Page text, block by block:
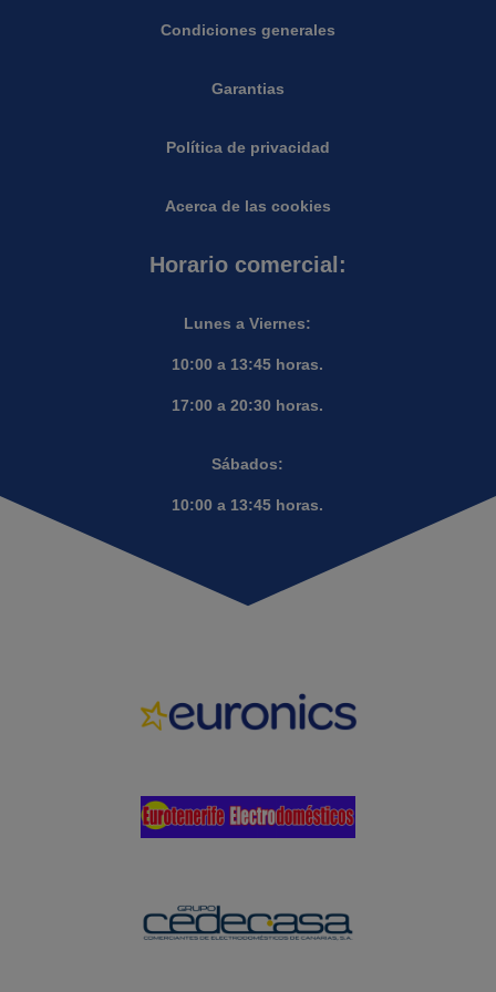
Condiciones generales
Garantias
Política de privacidad
Acerca de las cookies
Horario comercial:
Lunes a Viernes:
10:00 a 13:45 horas.
17:00 a 20:30 horas.
Sábados:
10:00 a 13:45 horas.